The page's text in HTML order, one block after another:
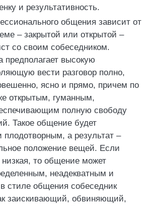
и результативность.
общения зависит от
– закрытой или открытой –
со своим собеседником.
предполагает высокую
вести разговор полно,
ясно и прямо, причем по
открытым, гуманным,
полную свободу
Такое общение будет
а результат –
положение вещей. Если
низкая, то общение может
неадекватным и
стиле общения собеседник
заискивающий, обвиняющий,